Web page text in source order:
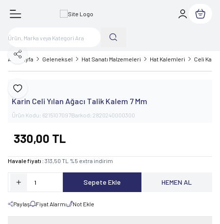
Sepetim
Ana Sayfa Geleneksel Hat Sanatı Malzemeleri Hat Kalemleri Celi
Favoriye Ekle
Paylaş
Karin
Karin Celi Yılan Ağacı Talik Kalem 7 Mm
Ürün Kodu: 6215107097Barkod: 2820240000300
330,00 TL
Havale fiyatı : 313,50 TL %5 extra indirim
Sepete Ekle HEMEN AL
Paylaş Fiyat Alarmı Not Ekle